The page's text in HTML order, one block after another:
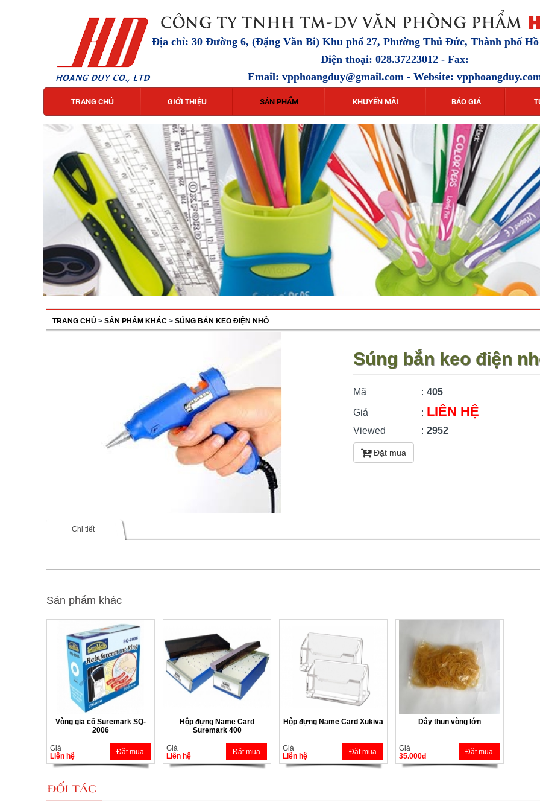
Địa chỉ: 30 Đường 6, (Đặng Văn Bi) Khu phố 27, Phường Thủ Đức, Thành phố
Điện thoại: 028.37223012 - Fax:
Email: vpphoangduy@gmail.com- Website:
TRANG CHỦ GIỚI THIỆU SẢN PHẨM KHUYẾN MÃI BÁO GIÁ
TRANG CHỦ > SẢN PHẨM KHÁC > SÚNG BẮN KEO ĐIỆN NHỎ
Súng bắn keo điện
Mã : 405
Giá
: LIÊN HỆ
Viewed : 2952
Đặt mua
Chi tiết
Sản phẩm khác
Vòng gia cố Suremark SQ-
2006
Giá
Liên hệ
Đặt mua
Hộp đựng Name Card
Suremark 400
Giá
Liên hệ
Đặt mua
Hộp đựng Name Card Xukiva
Giá
Liên hệ
Đặt mua
Dây thun vòng lớn
Giá
35.000đ
Đặt mua
ĐỐI TÁC